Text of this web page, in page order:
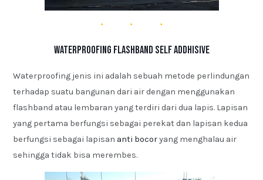
Waterproofing Flashband Self Addhisive
Waterproofing jenis ini adalah sebuah metode perlindungan
terhadap suatu bangunan dari air dengan menggunakan
flashband atau lembaran yang terdiri dari dua lapis. Lapisan
yang pertama berfungsi sebagai perekat dan lapisan kedua
berfungsi sebagai lapisan anti bocoryang menghalau air
sehingga tidak bisa merembes.